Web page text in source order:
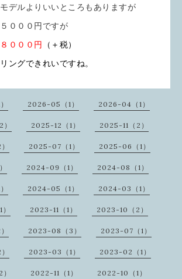
デルよりいいところもありますが
０００円ですが
０００円
（＋税）
ングできれいですね。
2026-05（1） 2026-04（1）
2025-12（1） 2025-11（2）
2025-07（1） 2025-06（1）
2024-09（1） 2024-08（1）
2024-05（1） 2024-03（1）
2023-11（1） 2023-10（2）
2023-08（3） 2023-07（1）
2023-03（1） 2023-02（1）
2022-11（1） 2022-10（1）